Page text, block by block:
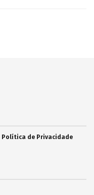
Política de Privacidade